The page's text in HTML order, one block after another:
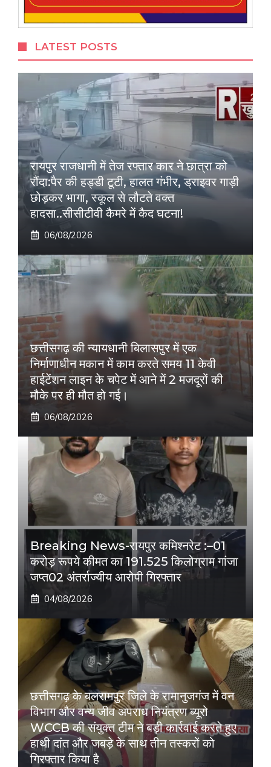
LATEST POSTS
रायपुर राजधानी में तेज रफ्तार कार ने छात्रा को
रौंदा:पैर की हड्डी टूटी, हालत गंभीर, ड्राइवर गाड़ी
छोड़कर भागा, स्कूल से लौटते वक्त
हादसा..सीसीटीवी कैमरे में कैद घटना!
06/08/2026
छत्तीसगढ़ की न्यायधानी बिलासपुर में एक
निर्माणाधीन मकान में काम करते समय 11 केवी
हाईटेंशन लाइन के चपेट में आने में 2 मजदूरों की
मौके पर ही मौत हो गई।
06/08/2026
Breaking News-रायपुर कमिश्नरेट :–01
करोड़ रूपये कीमत का 191.525 किलोग्राम गांजा
जप्त02 अंतर्राज्यीय आरोपी गिरफ्तार
04/08/2026
छत्तीसगढ़ के बलरामपुर जिले के रामानुजगंज में वन
विभाग और वन्य जीव अपराध नियंत्रण ब्यूरो
WCCB की संयुक्त टीम ने बड़ी कार्रवाई करते हुए
हाथी दांत और जबड़े के साथ तीन तस्करों को
गिरफ्तार किया है